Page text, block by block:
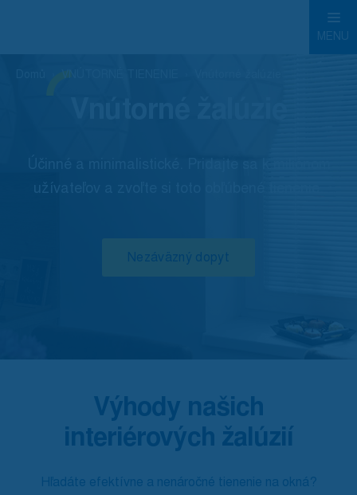
MENU
VNÚTORNÉ TIENENIE
užívateľov a zvoľte si toto obľúbené tienenie.
Nezáväzný dopyt
Výhody našich
interiérových žalúzií
Hľadáte efektívne a nenáročné tienenie na okná?